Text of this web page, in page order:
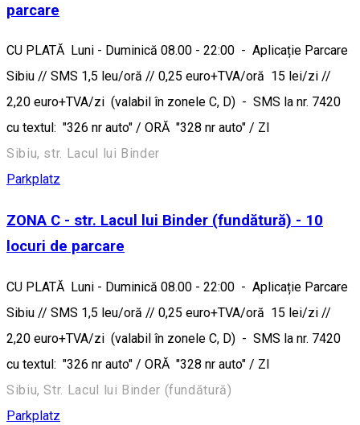
parcare
CU PLATĂ Luni - Duminică 08.00 - 22:00 - Aplicație Parcare
Sibiu // SMS 1,5 leu/oră // 0,25 euro+TVA/oră 15 lei/zi //
2,20 euro+TVA/zi (valabil în zonele C, D) - SMS la nr. 7420
cu textul: "326 nr auto" / ORĂ "328 nr auto" / ZI
Sibiu, str. Lacul lui Binder
Parkplatz
ZONA C - str. Lacul lui Binder (fundătură) - 10
locuri de parcare
CU PLATĂ Luni - Duminică 08.00 - 22:00 - Aplicație Parcare
Sibiu // SMS 1,5 leu/oră // 0,25 euro+TVA/oră 15 lei/zi //
2,20 euro+TVA/zi (valabil în zonele C, D) - SMS la nr. 7420
cu textul: "326 nr auto" / ORĂ "328 nr auto" / ZI
Sibiu, Str. Lacul lui Binder (fundătură)
Parkplatz